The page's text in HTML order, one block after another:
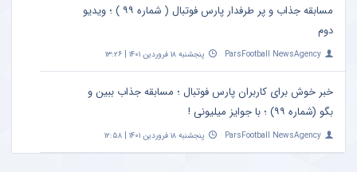
مسابقه جذاب و پر طرفدار پارس فوتبال ( شماره ۹۹ ) ؛ ویدیو
دوم
ParsFootball NewsAgency پنجشنبه ۱۸ فروردین ۱۴۰۱ | ۱۳:۲۶
خبر خوش برای کاربران پارس فوتبال ؛ مسابقه جذاب ببین و
بگو (شماره ۹۹) ؛ با جوایز میلیونی !
ParsFootball NewsAgency پنجشنبه ۱۸ فروردین ۱۴۰۱ | ۱۲:۵۸